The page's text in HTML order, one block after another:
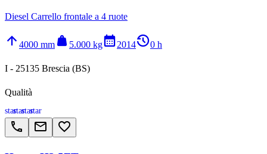
Diesel Carrello frontale a 4 ruote
arrow_upward 4000 mm weight 5.000 kgcalendar_month2014history_20 h
I - 25135 Brescia (BS)
Qualità
starstarstarstar
call email favorite_border